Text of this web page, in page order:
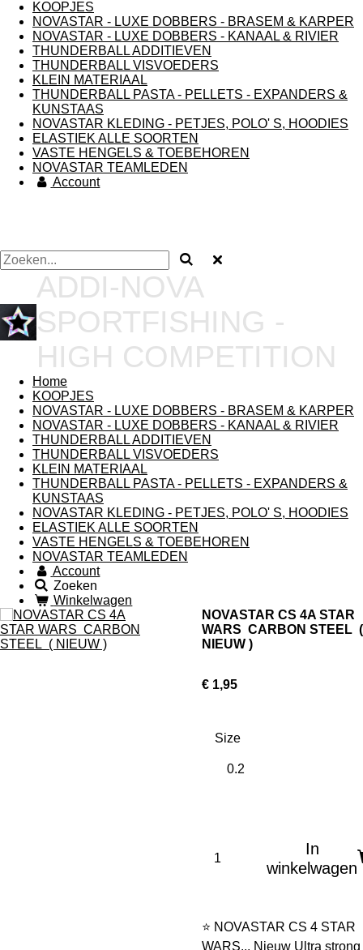
KOOPJES
NOVASTAR - LUXE DOBBERS - BRASEM & KARPER
NOVASTAR - LUXE DOBBERS - KANAAL & RIVIER
THUNDERBALL ADDITIEVEN
THUNDERBALL VISVOEDERS
KLEIN MATERIAAL
THUNDERBALL PASTA - PELLETS - EXPANDERS &
KUNSTAAS
NOVASTAR KLEDING - PETJES, POLO' S, HOODIES
ELASTIEK ALLE SOORTEN
VASTE HENGELS & TOEBEHOREN
NOVASTAR TEAMLEDEN
Account
ADDI-NOVA
SPORTFISHING -
HIGH COMPETITION
Home
KOOPJES
NOVASTAR - LUXE DOBBERS - BRASEM & KARPER
NOVASTAR - LUXE DOBBERS - KANAAL & RIVIER
THUNDERBALL ADDITIEVEN
THUNDERBALL VISVOEDERS
KLEIN MATERIAAL
THUNDERBALL PASTA - PELLETS - EXPANDERS &
KUNSTAAS
NOVASTAR KLEDING - PETJES, POLO' S, HOODIES
ELASTIEK ALLE SOORTEN
VASTE HENGELS & TOEBEHOREN
NOVASTAR TEAMLEDEN
Account
Zoeken
Winkelwagen
NOVASTAR CS 4A STAR
WARS CARBON STEEL (
NIEUW )
€ 1,95
Size
In
winkelwagen
⭐ NOVASTAR CS 4 STAR
WARS... Nieuw Ultra strong